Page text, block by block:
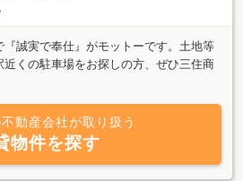
誠実で奉仕』がモットーです。土地等
くの駐車場をお探しの方、ぜひ三住商
動産会社が取り扱う
物件を探す